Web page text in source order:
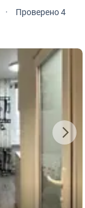
·
Проверено 4